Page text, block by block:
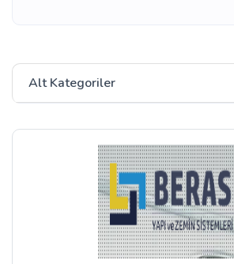
Alt Kategoriler